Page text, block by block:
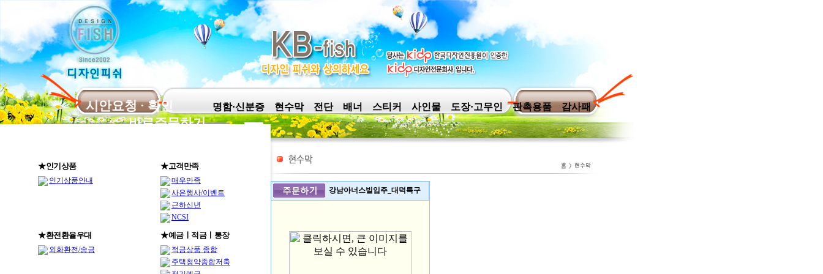
시안요청 · 확인 명함·신분증 현수막 전단 배너 스티커 사인물 도장·고무인 판촉용품 감사패
바로주문하기
★인기상품
인기상품안내
★고객만족
매우만족
사은행사/이벤트
근하신년
NCSI
★환전환율우대
외화환전/송금
★예금ㅣ적금ㅣ통장
적금상품 종합
주택청약종합저축
강남아너스빌입주_대덕특구